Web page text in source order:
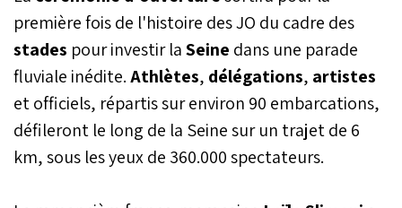
Tokyo 2020 et qui suscite
médaille pour le
Royaume, spécialement
en athlétisme, en football
et en boxe.
première fois de l'histoire des JO du cadre des
stades pour investir laSeine dans une parade
fluviale inédite.Athlètes, délégations, artistes
et officiels, répartis sur environ 90 embarcations,
défileront le long de la Seine sur un trajet de 6
km, sous les yeux de 360.000 spectateurs.